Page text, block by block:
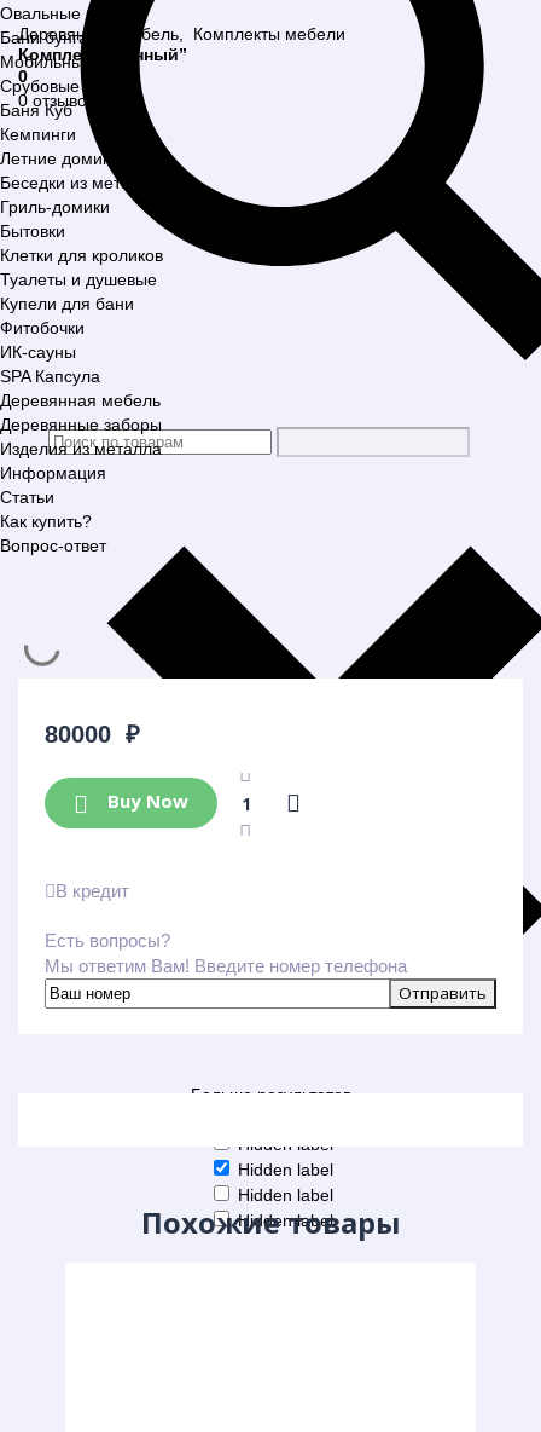
Больше результатов
Hidden label
Hidden label
Hidden label
Hidden label
Овальные бани
Бани бунгало
Мобильные бани
Срубовые бани
Баня Куб
Кемпинги
Летние домики
Беседки из металла
Гриль-домики
Бытовки
Клетки для кроликов
Туалеты и душевые
Купели для бани
Фитобочки
ИК-сауны
SPA Капсула
Деревянная мебель
Деревянные заборы
Изделия из металла
Информация
Статьи
Как купить?
Вопрос-ответ
Деревянная мебель
Комплекты мебели
Комплект “Банный”
0
0 отзывов
80000 ₽
Buy Now
В кредит
Есть вопросы?
Мы ответим Вам! Введите номер телефона
Похожие товары